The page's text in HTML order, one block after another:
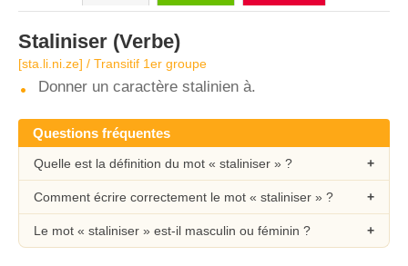
Staliniser (Verbe)
[sta.li.ni.ze] / Transitif 1er groupe
Donner un caractère stalinien à.
Questions fréquentes
Quelle est la définition du mot « staliniser » ?
Comment écrire correctement le mot « staliniser » ?
Le mot « staliniser » est-il masculin ou féminin ?